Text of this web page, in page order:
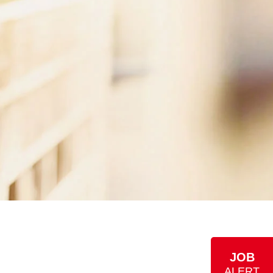
JOB